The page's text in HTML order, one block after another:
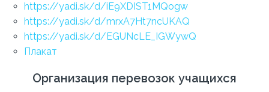
https://yadi.sk/d/iE9XDIST1MQogw
https://yadi.sk/d/mrxA7Ht7ncUKAQ
https://yadi.sk/d/EGUNcLE_IGWywQ
Плакат
Организация перевозок учащихся